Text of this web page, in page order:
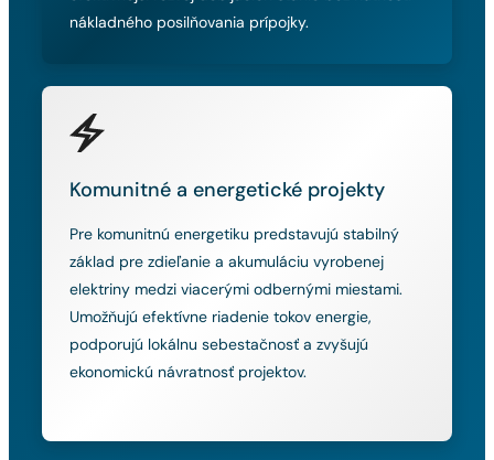
nákladného posilňovania prípojky.
Komunitné a energetické projekty
Pre komunitnú energetiku predstavujú stabilný
základ pre zdieľanie a akumuláciu vyrobenej
elektriny medzi viacerými odbernými miestami.
Umožňujú efektívne riadenie tokov energie,
podporujú lokálnu sebestačnosť a zvyšujú
ekonomickú návratnosť projektov.